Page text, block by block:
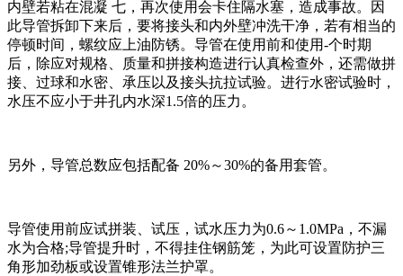
内壁若粘在混凝 七，再次使用会卡住隔水塞，造成事故。因
此导管拆卸下来后，要将接头和内外壁冲洗干净，若有相当的
停顿时间，螺纹应上油防锈。导管在使用前和使用-个时期
后，除应对规格、质量和拼接构造进行认真检查外，还需做拼
接、过球和水密、承压以及接头抗拉试验。进行水密试验时，
水压不应小于井孔内水深1.5倍的压力。
另外，导管总数应包括配备 20%～30%的备用套管。
导管使用前应试拼装、试压，试水压力为0.6～1.0MPa，不漏
水为合格;导管提升时，不得挂住钢筋笼，为此可设置防护三
角形加劲板或设置锥形法兰护罩。